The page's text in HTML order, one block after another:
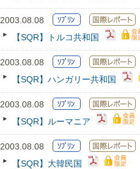
2003.08.08
【SQR】トルコ共和国
2003.08.08
【SQR】ハンガリー共和国
2003.08.08
【SQR】ルーマニア
2003.08.08
【SQR】大韓民国